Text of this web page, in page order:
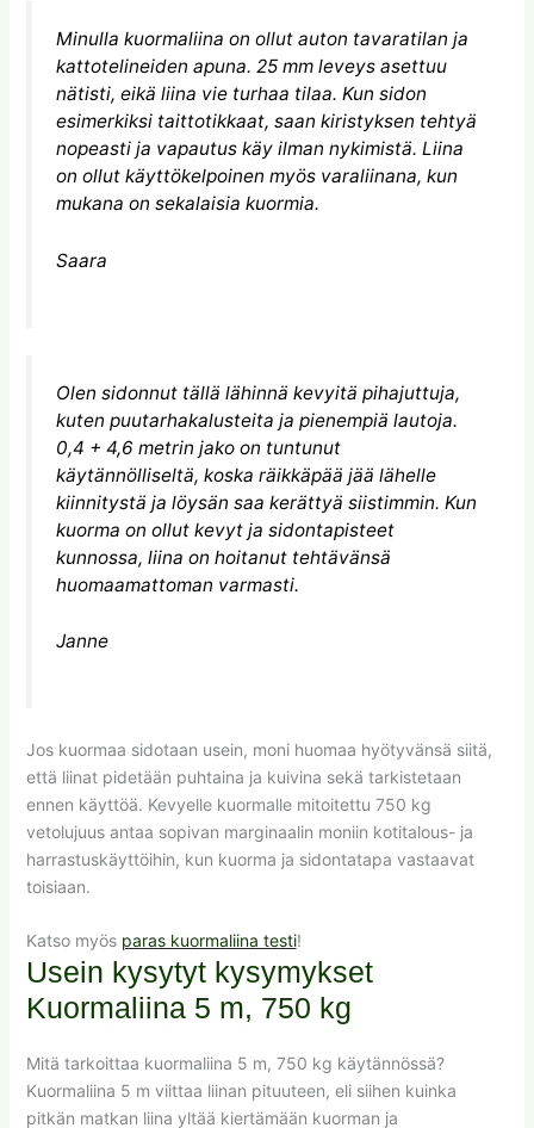
Minulla kuormaliina on ollut auton tavaratilan ja
kattotelineiden apuna. 25 mm leveys asettuu
nätisti, eikä liina vie turhaa tilaa. Kun sidon
esimerkiksi taittotikkaat, saan kiristyksen tehtyä
nopeasti ja vapautus käy ilman nykimistä. Liina
on ollut käyttökelpoinen myös varaliinana, kun
mukana on sekalaisia kuormia.
Saara
Olen sidonnut tällä lähinnä kevyitä pihajuttuja,
kuten puutarhakalusteita ja pienempiä lautoja.
0,4 + 4,6 metrin jako on tuntunut
käytännölliseltä, koska räikkäpää jää lähelle
kiinnitystä ja löysän saa kerättyä siistimmin. Kun
kuorma on ollut kevyt ja sidontapisteet
kunnossa, liina on hoitanut tehtävänsä
huomaamattoman varmasti.
Janne
Jos kuormaa sidotaan usein, moni huomaa hyötyvänsä siitä,
että liinat pidetään puhtaina ja kuivina sekä tarkistetaan
ennen käyttöä. Kevyelle kuormalle mitoitettu 750 kg
vetolujuus antaa sopivan marginaalin moniin kotitalous- ja
harrastuskäyttöihin, kun kuorma ja sidontatapa vastaavat
toisiaan.
Katso myös paras kuormaliina testi!
Usein kysytyt kysymykset
Kuormaliina 5 m, 750 kg
Mitä tarkoittaa kuormaliina 5 m, 750 kg käytännössä?
Kuormaliina 5 m viittaa liinan pituuteen, eli siihen kuinka
pitkän matkan liina yltää kiertämään kuorman ja